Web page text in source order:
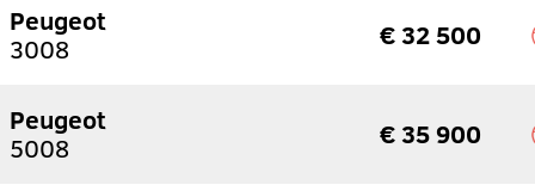
Peugeot
3008
€ 32 500
Peugeot
5008
€ 35 900